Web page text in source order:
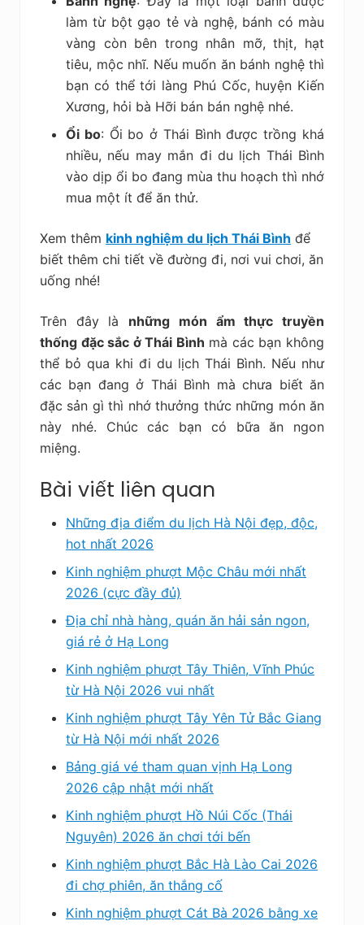
làm từ bột gạo tẻ và nghệ, bánh có màu
vàng còn bên trong nhân mỡ, thịt, hạt
tiêu, mộc nhĩ. Nếu muốn ăn bánh nghệ thì
bạn có thể tới làng Phú Cốc, huyện Kiến
Xương, hỏi bà Hỡi bán bán nghệ nhé.
Ổi bo: Ổi bo ở Thái Bình được trồng khá
nhiều, nếu may mắn đi du lịch Thái Bình
vào dịp ổi bo đang mùa thu hoạch thì nhớ
mua một ít để ăn thử.
Xem thêm kinh nghiệm du lịch Thái Bình để
biết thêm chi tiết về đường đi, nơi vui chơi, ăn
uống nhé!
Trên đây là những món ẩm thực truyền
thống đặc sắc ở Thái Bình mà các bạn không
thể bỏ qua khi đi du lịch Thái Bình. Nếu như
các bạn đang ở Thái Bình mà chưa biết ăn
đặc sản gì thì nhớ thưởng thức những món ăn
này nhé. Chúc các bạn có bữa ăn ngon
miệng.
Bài viết liên quan
Những địa điểm du lịch Hà Nội đẹp, độc,
hot nhất 2026
Kinh nghiệm phượt Mộc Châu mới nhất
2026 (cực đầy đủ)
Địa chỉ nhà hàng, quán ăn hải sản ngon,
giá rẻ ở Hạ Long
Kinh nghiệm phượt Tây Thiên, Vĩnh Phúc
từ Hà Nội 2026 vui nhất
Kinh nghiệm phượt Tây Yên Tử Bắc Giang
từ Hà Nội mới nhất 2026
Bảng giá vé tham quan vịnh Hạ Long
2026 cập nhật mới nhất
Kinh nghiệm phượt Hồ Núi Cốc (Thái
Nguyên) 2026 ăn chơi tới bến
Kinh nghiệm phượt Bắc Hà Lào Cai 2026
đi chợ phiên, ăn thắng cố
Kinh nghiệm phượt Cát Bà 2026 bằng xe